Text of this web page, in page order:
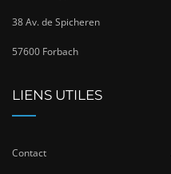
38 Av. de Spicheren
57600 Forbach
LIENS UTILES
Contact